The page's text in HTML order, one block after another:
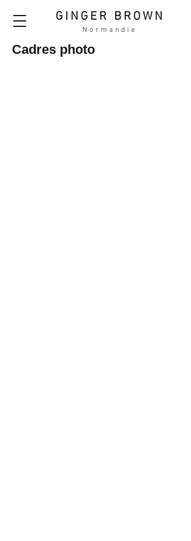
GINGER BROWN
Normandie
Cadres photo